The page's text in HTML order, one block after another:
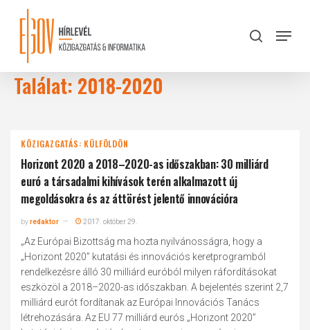
content
search
Menu
Találat: 2018-2020
KÖZIGAZGATÁS: KÜLFÖLDÖN
Horizont 2020 a 2018–2020-as időszakban: 30 milliárd
euró a társadalmi kihívások terén alkalmazott új
megoldásokra és az áttörést jelentő innovációra
byredaktor 2017. október 29.
„Az Európai Bizottság ma hozta nyilvánosságra, hogy a
„Horizont 2020” kutatási és innovációs keretprogramból
rendelkezésre álló 30 milliárd euróból milyen ráfordításokat
eszközöl a 2018–2020-as időszakban. A bejelentés szerint 2,7
milliárd eurót fordítanak az Európai Innovációs Tanács
létrehozására. Az EU 77 milliárd eurós „Horizont 2020”
Close